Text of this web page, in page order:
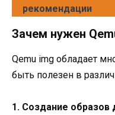
рекомендации
Зачем нужен
Qemu img обладает
быть полезен в
1. Создание образов